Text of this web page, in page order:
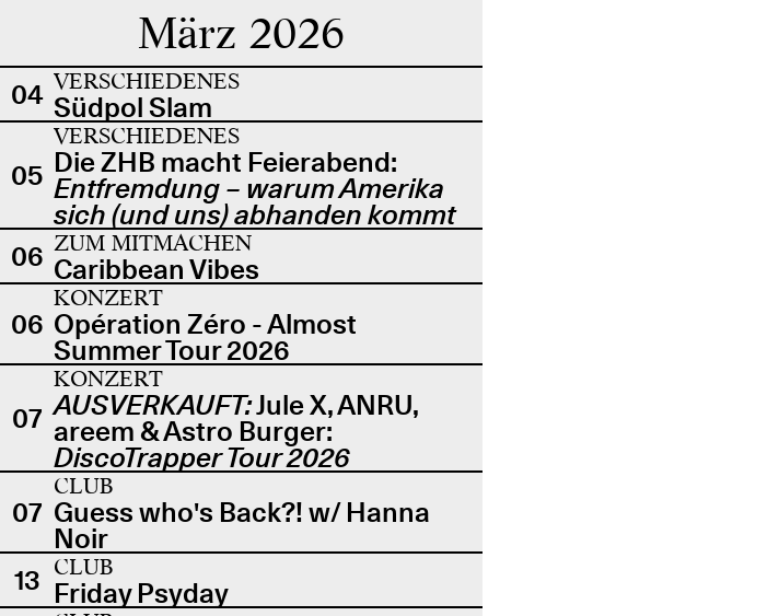
März 2026
04 VERSCHIEDENES
Südpol Slam
05
VERSCHIEDENES
Die ZHB macht Feierabend:
Entfremdung – warum Amerika
sich (und uns) abhanden kommt
06 ZUM MITMACHEN
Caribbean Vibes
06
KONZERT
Opération Zéro - Almost
Summer Tour 2026
07
KONZERT
AUSVERKAUFT:Jule X, ANRU,
areem & Astro Burger:
DiscoTrapper Tour 2026
07
CLUB
Guess who's Back?! w/ Hanna
Noir
13 CLUB
Friday Psyday